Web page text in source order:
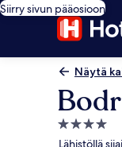
Siirry sivun pääosioon
Näytä
4.0
tähden
Lähistöllä